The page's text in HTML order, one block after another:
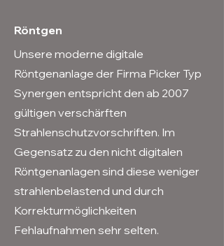
Röntgen
Unsere moderne digitale
Röntgenanlage der Firma Picker Typ
Synergen entspricht den ab 2007
gültigen verschärften
Strahlenschutzvorschriften. Im
Gegensatz zu den nicht digitalen
Röntgenanlagen sind diese weniger
strahlenbelastend und durch
Korrekturmöglichkeiten
Fehlaufnahmen sehr selten.